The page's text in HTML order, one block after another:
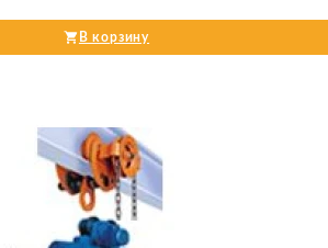
В корзину